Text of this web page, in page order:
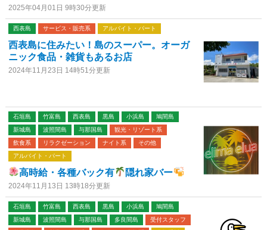
2025年04月01日 9時30分更新
西表島 サービス・販売系 アルバイト・パート
西表島に住みたい！島のスーパー。オーガ
ニック食品・雑貨もあるお店
2024年11月23日 14時51分更新
石垣島 竹富島 西表島 黒島 小浜島
鳩間島
新城島
波照間島 与那国島
観光・リゾート系
飲食系
リラクゼーション ナイト系
その他
アルバイト・パート
高時給・各種バック有 隠れ家バー
2024年11月13日 13時18分更新
石垣島 竹富島 西表島 黒島 小浜島
鳩間島
新城島
波照間島 与那国島 多良間島
受付スタッフ